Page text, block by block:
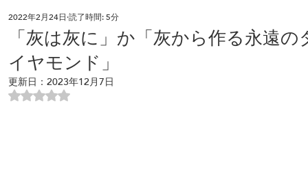
「灰は灰に」か「灰から作る永遠の
イヤモンド」
2022年2月24日 読了時間: 5分
更新日：2023年12月7日
5つ星のうちNaNと評価されています。